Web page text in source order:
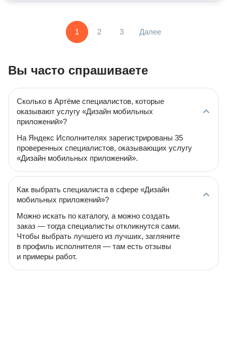
1 2 3 Далее
Вы часто спрашиваете
Сколько в Артёме специалистов, которые
оказывают услугу «Дизайн мобильных
приложений»?
На Яндекс Исполнителях зарегистрированы 35
проверенных специалистов, оказывающих услугу
«Дизайн мобильных приложений».
Как выбрать специалиста в сфере «Дизайн
мобильных приложений»?
Можно искать по каталогу, а можно создать
заказ — тогда специалисты откликнутся сами.
Чтобы выбрать лучшего из лучших, загляните
в профиль исполнителя — там есть отзывы
и примеры работ.